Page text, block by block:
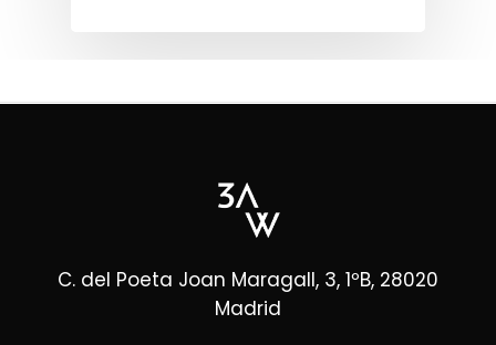
C. del Poeta Joan Maragall, 3, 1ºB, 28020
Madrid